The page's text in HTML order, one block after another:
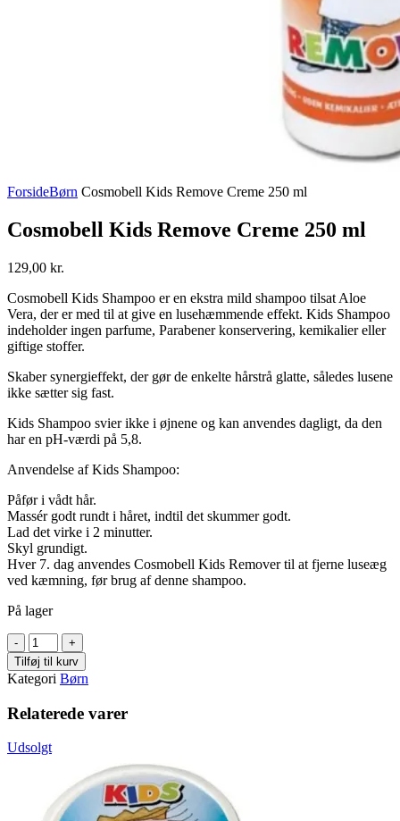
ForsideBørn Cosmobell Kids Remove Creme 250 ml
Cosmobell Kids Remove Creme 250 ml
129,00 kr.
Cosmobell Kids Shampoo er en ekstra mild shampoo tilsat Aloe
Vera, der er med til at give en lusehæmmende effekt. Kids Shampoo
indeholder ingen parfume, Parabener konservering, kemikalier eller
giftige stoffer.
Skaber synergieffekt, der gør de enkelte hårstrå glatte, således lusene
ikke sætter sig fast.
Kids Shampoo svier ikke i øjnene og kan anvendes dagligt, da den
har en pH-værdi på 5,8.
Anvendelse af Kids Shampoo:
Påfør i vådt hår.
Massér godt rundt i håret, indtil det skummer godt.
Lad det virke i 2 minutter.
Skyl grundigt.
Hver 7. dag anvendes Cosmobell Kids Remover til at fjerne luseæg
ved kæmning, før brug af denne shampoo.
På lager
Cosmobell
Kids
Remove
Creme
250
ml
Tilføj til kurv
Kategori Børn
Relaterede varer
Udsolgt